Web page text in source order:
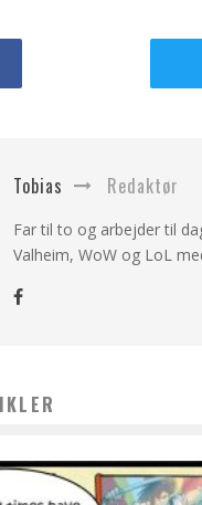
Tobias Redaktør
Far til to og arbejder til
Valheim, WoW og LoL